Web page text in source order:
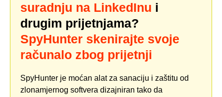
suradnju na LinkedInu i
drugim prijetnjama?
SpyHunter skenirajte svoje
računalo zbog prijetnji
SpyHunter je moćan alat za sanaciju i zaštitu od
zlonamjernog softvera dizajniran tako da